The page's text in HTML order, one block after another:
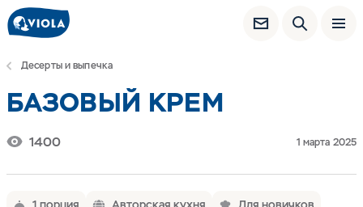
Десерты и выпечка
БАЗОВЫЙ КРЕМ
1400 1 марта 2025